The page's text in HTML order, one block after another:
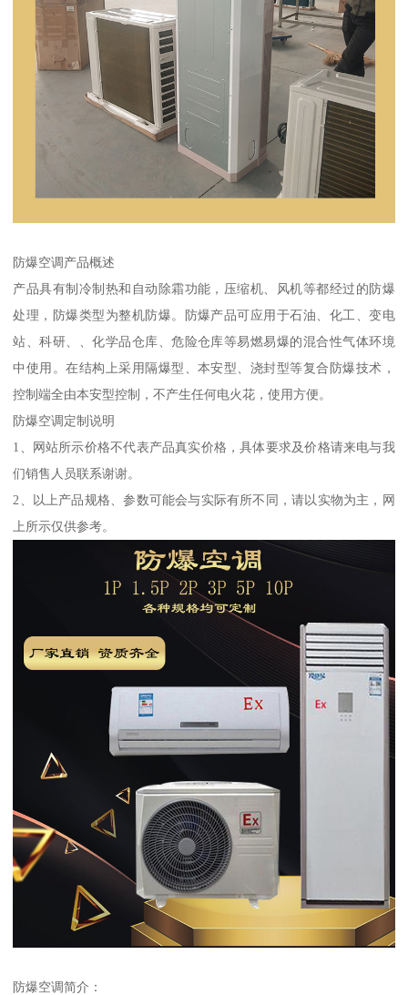
防爆空调产品概述
产品具有制冷制热和自动除霜功能，压缩机、风机等都经过的防爆
处理，防爆类型为整机防爆。防爆产品可应用于石油、化工、变电
站、科研、、化学品仓库、危险仓库等易燃易爆的混合性气体环境
中使用。在结构上采用隔爆型、本安型、浇封型等复合防爆技术，
控制端全由本安型控制，不产生任何电火花，使用方便。
防爆空调定制说明
1、网站所示价格不代表产品真实价格，具体要求及价格请来电与我
们销售人员联系谢谢。
2、以上产品规格、参数可能会与实际有所不同，请以实物为主，网
上所示仅供参考。
防爆空调简介：